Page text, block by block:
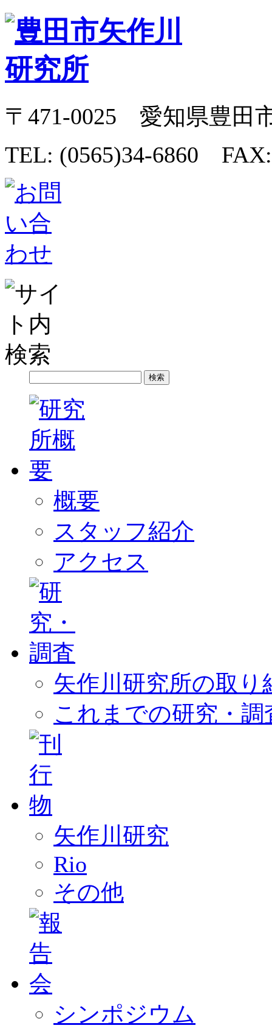
〒471-0025 愛知県豊田
TEL: (0565)34-6860 FAX:
概要
スタッフ紹介
アクセス
矢作川研究所の取り
これまでの研究・調
矢作川研究
Rio
その他
シンポジウム